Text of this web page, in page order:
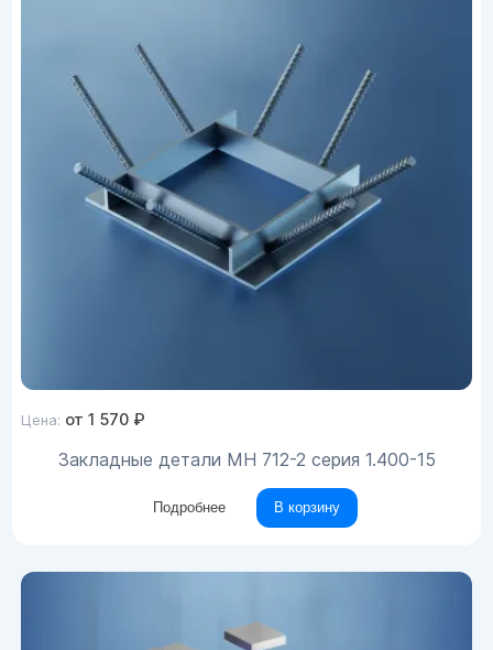
Цена: от1 570 ₽
Закладные детали МН 712-2 серия 1.400-15
Подробнее В корзину